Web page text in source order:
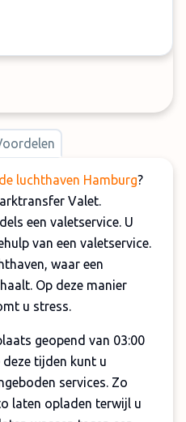
luchthaven Hamburg?
Valet.
een valetservice. U
van een valetservice.
waar een
Op deze manier
u stress.
geopend van 03:00
deze tijden kunt u
services. Zo
laten opladen terwijl u